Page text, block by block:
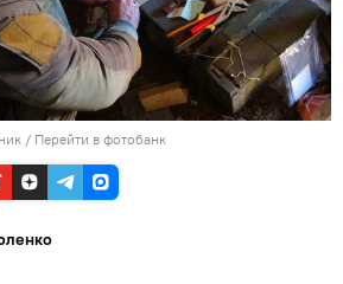
/ Перейти в фотобанк